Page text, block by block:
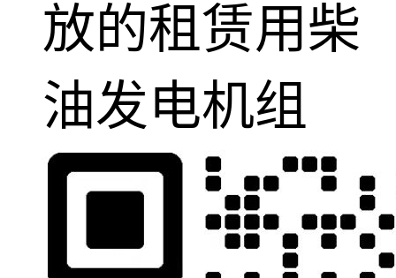
放的租赁用柴
油发电机组